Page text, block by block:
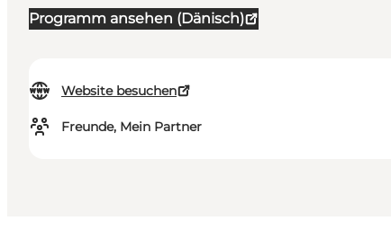
Programm ansehen (Dänisch)
Website besuchen
Freunde, Mein Partner